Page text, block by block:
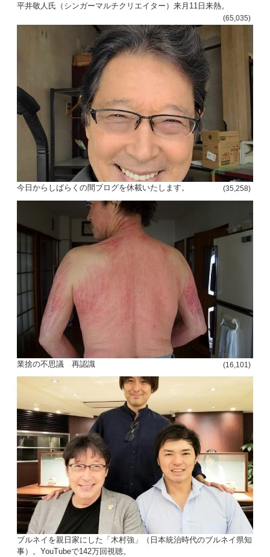
平井敬人氏（シンガーマルチクリエイター）来月11日来熱。
(65,035)
今日からしばらくの間ブログを休載いたします。 (35,258)
業捨の不思議 再認識 (16,101)
ブルネイを親日家にした「木村強」（日本統治時代のブルネイ県知
事）。YouTubeで142万回視聴。